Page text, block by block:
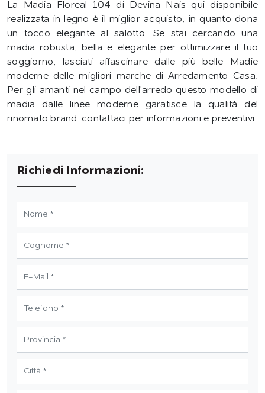
La Madia Floreal 104 di Devina Nais qui disponibile
realizzata in legno è il miglior acquisto, in quanto dona
un tocco elegante al salotto. Se stai cercando una
madia robusta, bella e elegante per ottimizzare il tuo
soggiorno, lasciati affascinare dalle più belle Madie
moderne delle migliori marche di Arredamento Casa.
Per gli amanti nel campo dell'arredo questo modello di
madia dalle linee moderne garatisce la qualità del
rinomato brand: contattaci per informazioni e preventivi.
Richiedi Informazioni: